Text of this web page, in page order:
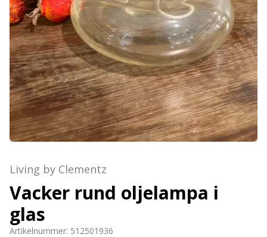
Living by Clementz
Vacker rund oljelampa i
glas
Artikelnummer: 512501936